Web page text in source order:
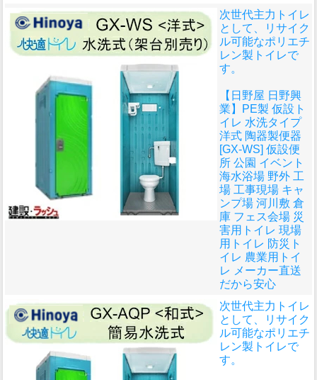
次世代主力トイレ
として、リサイク
ル可能なポリエチ
レン製トイレで
す。
【日野屋 日野興
業】PE製 仮設ト
イレ 水洗タイプ
洋式 陶器製便器
[GX-WS] 仮設便
所 公園 イベント
海水浴場 野外 工
場 工事現場 キャ
ンプ場 河川敷 倉
庫 フェス会場 災
害用トイレ 現場
用トイレ 防災ト
イレ 農業用トイ
レ メーカー直送
だから安心
次世代主力トイレ
として、リサイク
ル可能なポリエチ
レン製トイレで
す。